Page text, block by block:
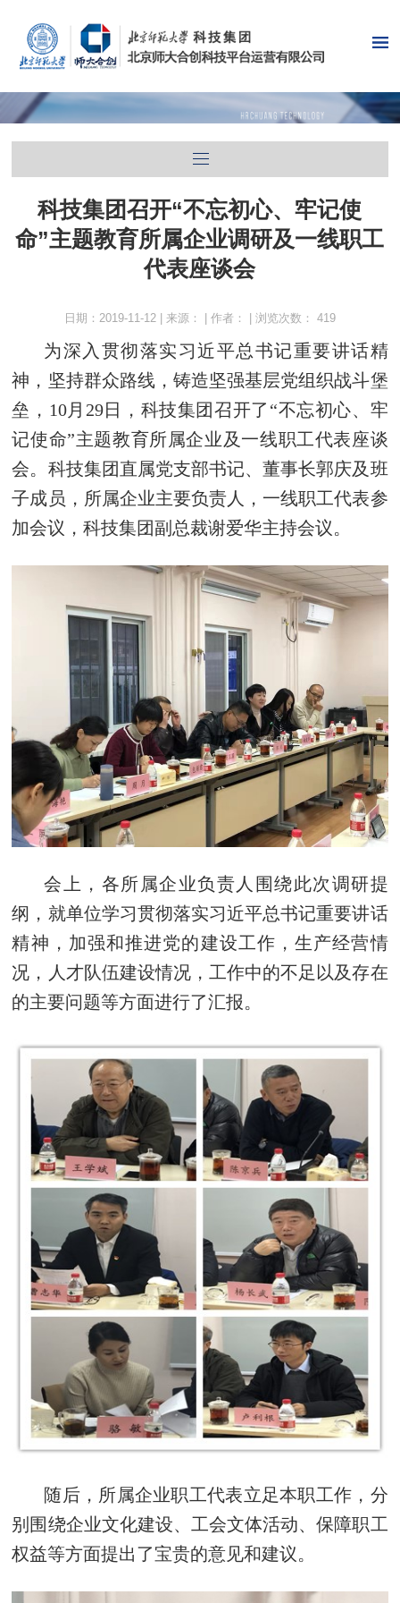
科技集团召开“不忘初心、牢记使
命”主题教育所属企业调研及一线职工
代表座谈会
日期：2019-11-12 | 来源： | 作者： | 浏览次数： 419
为深入贯彻落实习近平总书记重要讲话精
神，坚持群众路线，铸造坚强基层党组织战斗堡
垒，10月29日，科技集团召开了“不忘初心、牢
记使命”主题教育所属企业及一线职工代表座谈
会。科技集团直属党支部书记、董事长郭庆及班
子成员，所属企业主要负责人，一线职工代表参
加会议，科技集团副总裁谢爱华主持会议。
会上，各所属企业负责人围绕此次调研提
纲，就单位学习贯彻落实习近平总书记重要讲话
精神，加强和推进党的建设工作，生产经营情
况，人才队伍建设情况，工作中的不足以及存在
的主要问题等方面进行了汇报。
随后，所属企业职工代表立足本职工作，分
别围绕企业文化建设、工会文体活动、保障职工
权益等方面提出了宝贵的意见和建议。